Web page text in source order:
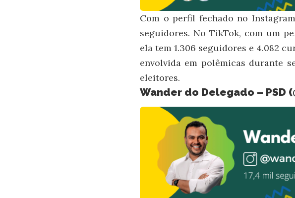
Com o perfil fechado no
seguidores. No TikTok, com um
ela tem 1.306 seguidores e 4.082
envolvida em polêmicas durante
eleitores.
Wander do Delegado – PSD (